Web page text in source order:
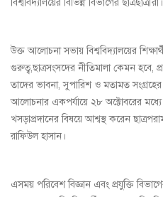
বিশ্ববিদ্যালয়ের বিভিন্ন বিভাগের ছাত্রছাত্রীরা।
উক্ত আলোচনা সভায় বিশ্ববিদ্যালয়ের
গুরুত্ব,ছাত্রসংসদের নীতিমালা কেমন হবে,
তাদের ভাবনা, সুপারিশ ও মতামত
আলোচনার একপর্যায়ে ২৮ অক্টোবরের মধ্যে
খসড়াপ্রদানের বিষয়ে আশ্বস্থ করেন
রাফিউল হাসান।
এসময় পরিবেশ বিজ্ঞান এবং প্রযুক্তি